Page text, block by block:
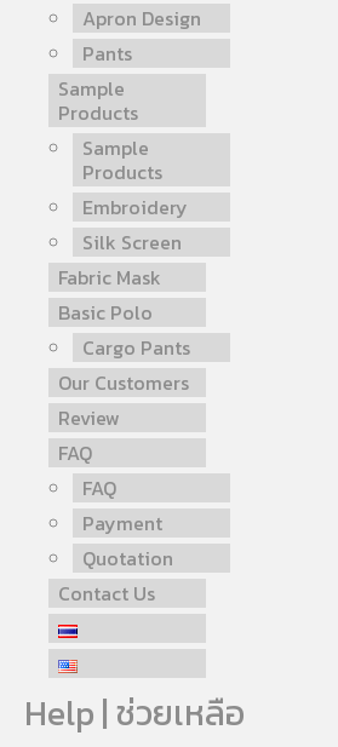
Apron Design
Pants
Sample
Products
Sample
Products
Embroidery
Silk Screen
Fabric Mask
Basic Polo
Cargo Pants
Our Customers
Review
FAQ
FAQ
Payment
Quotation
Contact Us
Help | ช่วยเหลือ